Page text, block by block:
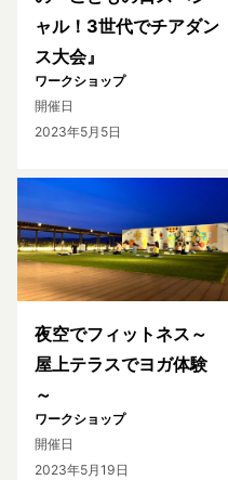
ャル！3世代でチアダン
ス大会』
ワークショップ
開催日
2023年5月5日
夜空でフィットネス～
屋上テラスでヨガ体験
～
ワークショップ
開催日
2023年5月19日